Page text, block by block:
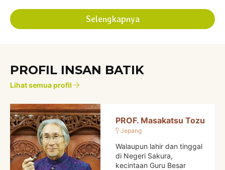
Selengkapnya
PROFIL INSAN BATIK
Lihat semua profil
PROF. Masakatsu Tozu
Jepang
Walaupun lahir dan tinggal
di Negeri Sakura,
kecintaan Guru Besar